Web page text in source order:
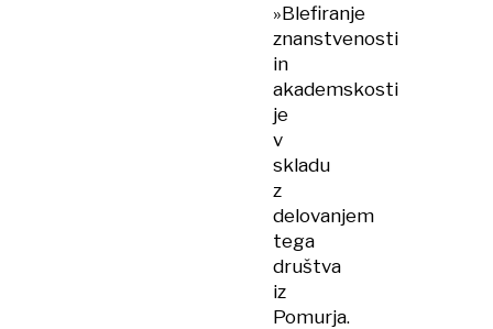
»Blefiranje
znanstvenosti
in
akademskosti
je
v
skladu
z
delovanjem
tega
društva
iz
Pomurja.